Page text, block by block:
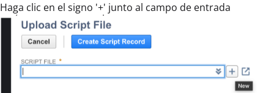
Haga clic en el signo '+' junto al campo de entrada